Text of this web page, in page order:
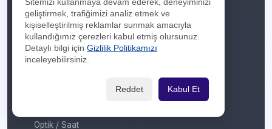
Kuru Temizleme
Kültür / Sanat
Market
Mobil Uygulama
Optik / Saat
Taksit Atlat
Temassız Ödeme
Tiyatro / Müzikal
Sitemizi kullanmaya devam ederek, deneyiminizi
geliştirmek, trafiğimizi analiz etmek ve
kişiselleştirilmiş reklamlar sunmak amacıyla
kullandığımız çerezleri kabul etmiş olursunuz.
Detaylı bilgi için Gizlilik Politikamızı
inceleyebilirsiniz.
Reddet Kabul Et